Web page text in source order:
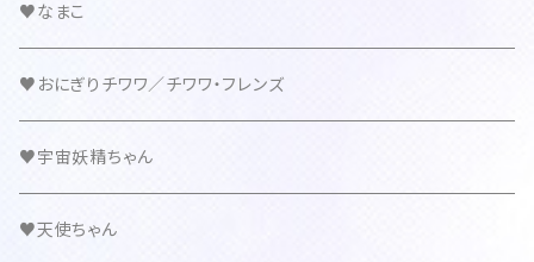
♥なまこ
♥おにぎりチワワ／チワワ・フレンズ
♥宇宙妖精ちゃん
♥天使ちゃん